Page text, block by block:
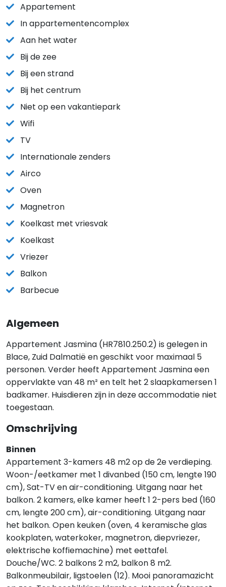
Appartement
In appartementencomplex
Aan het water
Bij de zee
Bij een strand
Bij het centrum
Niet op een vakantiepark
Wifi
TV
Internationale zenders
Airco
Oven
Magnetron
Koelkast met vriesvak
Koelkast
Vriezer
Balkon
Barbecue
Algemeen
Appartement Jasmina (HR7810.250.2) is gelegen in
Blace, Zuid Dalmatië en geschikt voor maximaal 5
personen. Verder heeft Appartement Jasmina een
oppervlakte van 48 m² en telt het 2 slaapkamersen 1
badkamer. Huisdieren zijn in deze accommodatie niet
toegestaan.
Omschrijving
Binnen
Appartement 3-kamers 48 m2 op de 2e verdieping.
Woon-/eetkamer met 1 divanbed (150 cm, lengte 190
cm), Sat-TV en air-conditioning. Uitgang naar het
balkon. 2 kamers, elke kamer heeft 1 2-pers bed (160
cm, lengte 200 cm), air-conditioning. Uitgang naar
het balkon. Open keuken (oven, 4 keramische glas
kookplaten, waterkoker, magnetron, diepvriezer,
elektrische koffiemachine) met eettafel.
Douche/WC. 2 balkons 2 m2, balkon 8 m2.
Balkonmeubilair, ligstoelen (12). Mooi panoramazicht